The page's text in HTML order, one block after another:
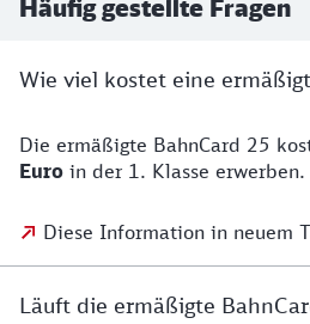
Häufig gestellte Fragen
Wie viel kostet eine
Die ermäßigte BahnCard 25
Euro in der 1. Klasse erwerben.
Diese Information in neuem
Läuft die ermäßigte